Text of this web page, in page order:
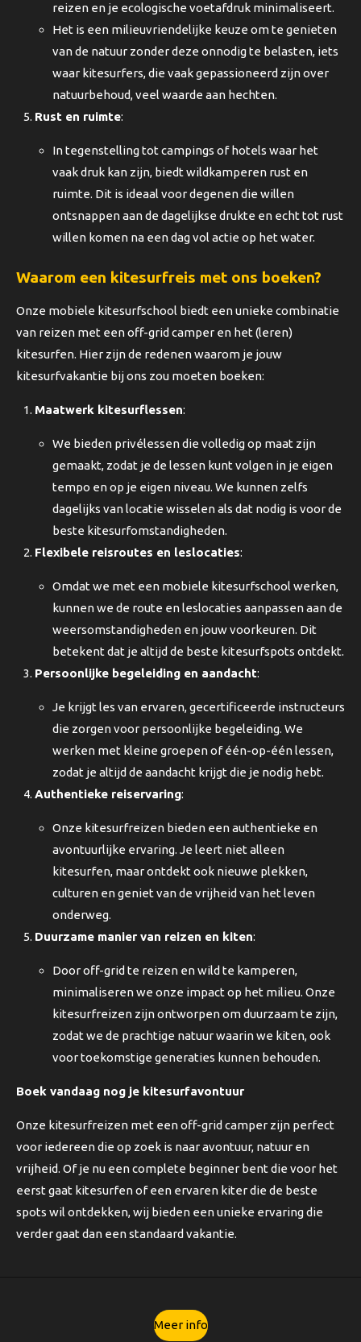
reizen en je ecologische voetafdruk minimaliseert.
Het is een milieuvriendelijke keuze om te genieten
van de natuur zonder deze onnodig te belasten, iets
waar kitesurfers, die vaak gepassioneerd zijn over
natuurbehoud, veel waarde aan hechten.
Rust en ruimte:
In tegenstelling tot campings of hotels waar het
vaak druk kan zijn, biedt wildkamperen rust en
ruimte. Dit is ideaal voor degenen die willen
ontsnappen aan de dagelijkse drukte en echt tot rust
willen komen na een dag vol actie op het water.
Waarom een kitesurfreis met ons boeken?
Onze mobiele kitesurfschool biedt een unieke combinatie
van reizen met een off-grid camper en het (leren)
kitesurfen. Hier zijn de redenen waarom je jouw
kitesurfvakantie bij ons zou moeten boeken:
Maatwerk kitesurflessen:
We bieden privélessen die volledig op maat zijn
gemaakt, zodat je de lessen kunt volgen in je eigen
tempo en op je eigen niveau. We kunnen zelfs
dagelijks van locatie wisselen als dat nodig is voor de
beste kitesurfomstandigheden.
Flexibele reisroutes en leslocaties:
Omdat we met een mobiele kitesurfschool werken,
kunnen we de route en leslocaties aanpassen aan de
weersomstandigheden en jouw voorkeuren. Dit
betekent dat je altijd de beste kitesurfspots ontdekt.
Persoonlijke begeleiding en aandacht:
Je krijgt les van ervaren, gecertificeerde instructeurs
die zorgen voor persoonlijke begeleiding. We
werken met kleine groepen of één-op-één lessen,
zodat je altijd de aandacht krijgt die je nodig hebt.
Authentieke reiservaring:
Onze kitesurfreizen bieden een authentieke en
avontuurlijke ervaring. Je leert niet alleen
kitesurfen, maar ontdekt ook nieuwe plekken,
culturen en geniet van de vrijheid van het leven
onderweg.
Duurzame manier van reizen en kiten:
Door off-grid te reizen en wild te kamperen,
minimaliseren we onze impact op het milieu. Onze
kitesurfreizen zijn ontworpen om duurzaam te zijn,
zodat we de prachtige natuur waarin we kiten, ook
voor toekomstige generaties kunnen behouden.
Boek vandaag nog je kitesurfavontuur
Onze kitesurfreizen met een off-grid camper zijn perfect
voor iedereen die op zoek is naar avontuur, natuur en
vrijheid. Of je nu een complete beginner bent die voor het
eerst gaat kitesurfen of een ervaren kiter die de beste
spots wil ontdekken, wij bieden een unieke ervaring die
verder gaat dan een standaard vakantie.
Meer info